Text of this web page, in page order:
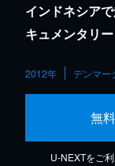
インドネシア
キュメンタリー
2012年 デンマー
無
U-NEXTをご